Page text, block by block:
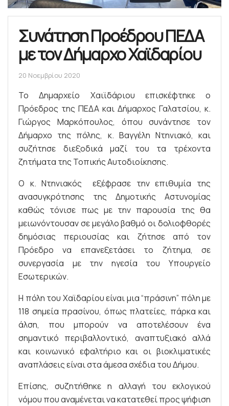
Συνάτηση Προέδρου ΠΕΔΑ
με τον Δήμαρχο Χαϊδαρίου
20 Νοεμβρίου 2020
Το Δημαρχείο Χαιϊδάριου επισκέφτηκε ο
Πρόεδρος της ΠΕΔΑ και Δήμαρχος Γαλατσίου, κ.
Γιώργος Μαρκόπουλος, όπου συνάντησε τον
Δήμαρχο της πόλης, κ. Βαγγέλη Ντηνιακό, και
συζήτησε διεξοδικά μαζί του τα τρέχοντα
ζητήματα της Τοπικής Αυτοδιοίκησης.
Ο κ. Ντηνιακός εξέφρασε την επιθυμία της
ανασυγκρότησης της Δημοτικής Αστυνομίας
καθώς τόνισε πως με την παρουσία της θα
μειωνόντουσαν σε μεγάλο βαθμό οι δολιοφθορές
δημόσιας περιουσίας και ζήτησε από τον
Πρόεδρο να επανεξετάσει το ζήτημα, σε
συνεργασία με την ηγεσία του Υπουργείο
Εσωτερικών.
Η πόλη του Χαϊδαρίου είναι μια “πράσινη” πόλη με
118 σημεία πρασίνου, όπως πλατείες, πάρκα και
άλση, που μπορούν να αποτελέσουν ένα
σημαντικό περιβαλλοντικό, αναπτυξιακό αλλά
και κοινωνικό εφαλτήριο και οι βιοκλιματικές
αναπλάσεις είναι στα άμεσα σχέδια του Δήμου.
Επίσης, συζητήθηκε η αλλαγή του εκλογικού
νόμου που αναμένεται να κατατεθεί προς ψήφιση